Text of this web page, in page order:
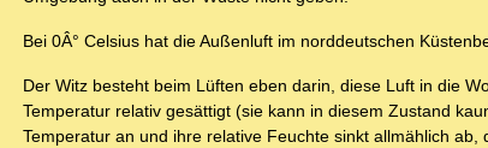
Bei 0Â° Celsius hat die Außenluft im norddeutschen
Der Witz besteht beim Lüften eben darin, diese Luft in die
Temperatur relativ gesättigt (sie kann in diesem Zustand
Temperatur an und ihre relative Feuchte sinkt allmählich